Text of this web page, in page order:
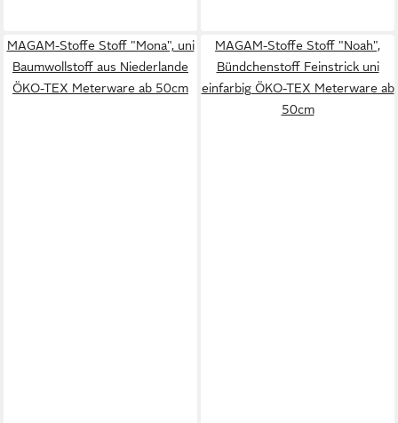
MAGAM-Stoffe Stoff "Mona", uni
Baumwollstoff aus Niederlande
ÖKO-TEX Meterware ab 50cm
MAGAM-Stoffe Stoff "Noah",
Bündchenstoff Feinstrick uni
einfarbig ÖKO-TEX Meterware ab
50cm